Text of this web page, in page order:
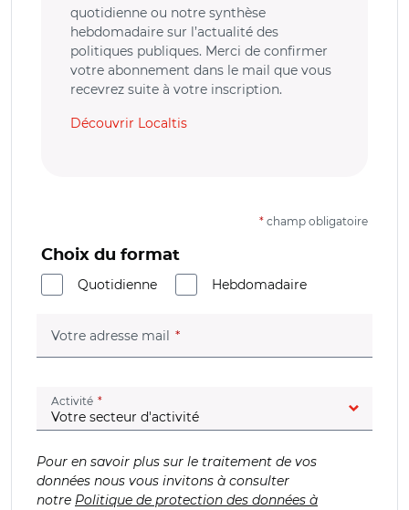
quotidienne ou notre synthèse
hebdomadaire sur l’actualité des
politiques publiques. Merci de confirmer
votre abonnement dans le mail que vous
recevrez suite à votre inscription.
Découvrir Localtis
* champ obligatoire
Choix du format
Quotidienne
Hebdomadaire
Votre adresse mail (champ obligatoire)
Activité (champ obligatoire)
Pour en savoir plus sur le traitement de vos
données nous vous invitons à consulter
notre Politique de protection des données à